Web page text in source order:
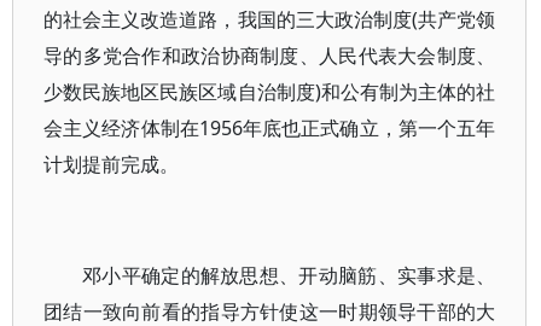
的社会主义改造道路，我国的三大政治制度(共产党领
导的多党合作和政治协商制度、人民代表大会制度、
少数民族地区民族区域自治制度)和公有制为主体的社
会主义经济体制在1956年底也正式确立，第一个五年
计划提前完成。
邓小平确定的解放思想、开动脑筋、实事求是、
团结一致向前看的指导方针使这一时期领导干部的大